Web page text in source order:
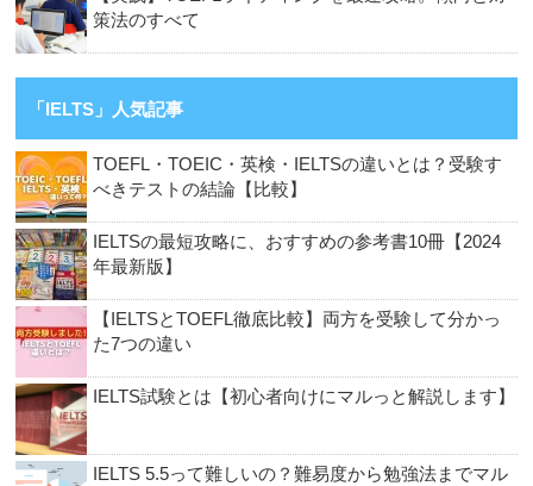
策法のすべて
「IELTS」人気記事
TOEFL・TOEIC・英検・IELTSの違いとは？受験す
べきテストの結論【比較】
IELTSの最短攻略に、おすすめの参考書10冊【2024
年最新版】
【IELTSとTOEFL徹底比較】両方を受験して分かっ
た7つの違い
IELTS試験とは【初心者向けにマルっと解説します】
IELTS 5.5って難しいの？難易度から勉強法までマル